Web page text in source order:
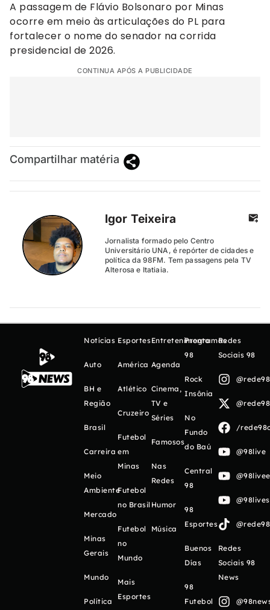
A passagem de Flávio Bolsonaro por Minas
ocorre em meio às articulações do PL para
fortalecer o nome do senador na corrida
presidencial de 2026.
CONTINUA APÓS A PUBLICIDADE
Compartilhar matéria
Igor Teixeira
Jornalista formado pelo Centro
Universitário UNA, é repórter de cidades e
política da 98FM. Tem passagens pela TV
Alterosa e Itatiaia.
Notícias
Auto
BH e
Região
Brasil
Carreira
Meio
Ambiente
Mercado
Minas
Gerais
Mundo
Política
Esportes
América
Atlético
Cruzeiro
Futebol
em
Minas
Futebol
no Brasil
Futebol
no
Mundo
Mais
Esportes
Entretenimento
Agenda
Cinema,
TV e
Séries
Famosos
Nas
Redes
Humor
Música
Programas
98
Rock
Insônia
No
Fundo
do Baú
Central
98
98
Esportes
Buenos
Días
98
Futebol
Redes
Sociais 98
/
@98live
Redes
Sociais 98
News